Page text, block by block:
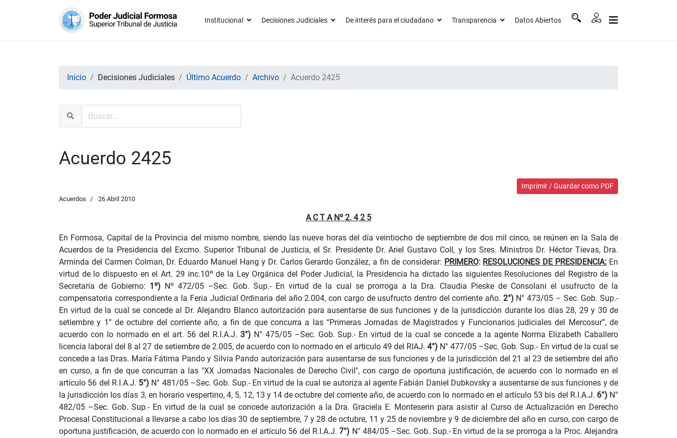
Institucional Decisiones Judiciales De interés para el ciudadano Transparencia Datos Abiertos
Inicio Decisiones Judiciales Último Acuerdo Archivo Acuerdo 2425
Acuerdo 2425
Imprimir / Guardar como PDF
Acuerdos 26 Abril 2010
A C T A Nº 2. 4 2 5
En Formosa, Capital de la Provincia del mismo nombre, siendo las nueve horas del día veintiocho de septiembre de dos mil cinco, se reúnen en la Sala de
Acuerdos de la Presidencia del Excmo. Superior Tribunal de Justicia, el Sr. Presidente Dr. Ariel Gustavo Coll, y los Sres. Ministros Dr. Héctor Tievas, Dra.
Arminda del Carmen Colman, Dr. Eduardo Manuel Hang y Dr. Carlos Gerardo González, a fin de considerar: PRIMERO: RESOLUCIONES DE PRESIDENCIA: En
virtud de lo dispuesto en el Art. 29 inc.10º de la Ley Orgánica del Poder Judicial, la Presidencia ha dictado las siguientes Resoluciones del Registro de la
Secretaría de Gobierno: 1º) Nº 472/05 –Sec. Gob. Sup.- En virtud de la cual se prorroga a la Dra. Claudia Pieske de Consolani el usufructo de la
compensatoria correspondiente a la Feria Judicial Ordinaria del año 2.004, con cargo de usufructo dentro del corriente año. 2°) N° 473/05 – Sec. Gob. Sup.-
En virtud de la cual se concede al Dr. Alejandro Blanco autorización para ausentarse de sus funciones y de la jurisdicción durante los días 28, 29 y 30 de
setiembre y 1° de octubre del corriente año, a fin de que concurra a las “Primeras Jornadas de Magistrados y Funcionarios judiciales del Mercosur”, de
acuerdo con lo normado en el art. 56 del R.I.A.J. 3°) N° 475/05 –Sec. Gob. Sup.- En virtud de la cual se concede a la agente Norma Elizabeth Caballero
licencia laboral del 8 al 27 de setiembre de 2.005, de acuerdo con lo normado en el articulo 49 del RIAJ. 4°) N° 477/05 –Sec. Gob. Sup.- En virtud de la cual se
concede a las Dras. María Fátima Pando y Silvia Pando autorización para ausentarse de sus funciones y de la jurisdicción del 21 al 23 de setiembre del año
en curso, a fin de que concurran a las "XX Jornadas Nacionales de Derecho Civil", con cargo de oportuna justificación, de acuerdo con lo normado en el
artículo 56 del R.I.A.J. 5°) N° 481/05 –Sec. Gob. Sup.- En virtud de la cual se autoriza al agente Fabián Daniel Dubkovsky a ausentarse de sus funciones y de
la jurisdicción los días 3, en horario vespertino, 4, 5, 12, 13 y 14 de octubre del corriente año, de acuerdo con lo normado en el artículo 53 bis del R.I.A.J. 6°) N°
482/05 –Sec. Gob. Sup.- En virtud de la cual se concede autorización a la Dra. Graciela E. Monteserin para asistir al Curso de Actualización en Derecho
Procesal Constitucional a llevarse a cabo los días 30 de septiembre, 7 y 28 de octubre, 11 y 25 de noviembre y 9 de diciembre del año en curso, con cargo de
oportuna justificación, de acuerdo con lo normado en el artículo 56 del R.I.A.J.7°) N° 484/05 –Sec. Gob. Sup.- En virtud de la se prorroga a la Proc. Alejandra